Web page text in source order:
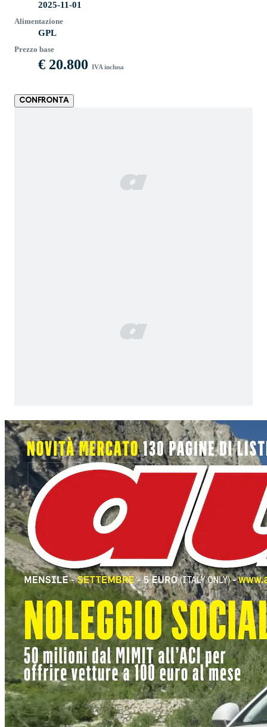
2025-11-01
Alimentazione
GPL
Prezzo base
€ 20.800 IVA inclusa
CONFRONTA